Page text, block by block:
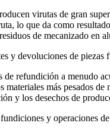
virutas de gran
lo que da como
de mecanizado en
y devoluciones de piezas
refundición a menudo
materiales más pesados
y los desechos de
y operaciones